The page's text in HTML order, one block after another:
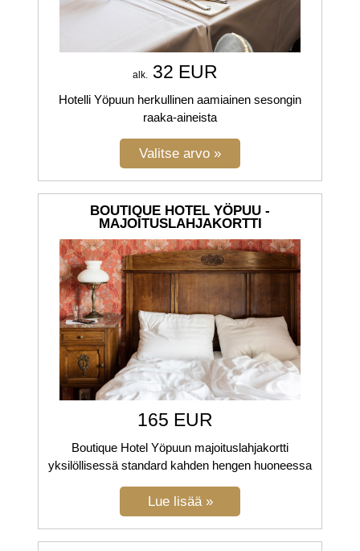
alk. 32 EUR
Hotelli Yöpuun herkullinen aamiainen sesongin
raaka-aineista
BOUTIQUE HOTEL YÖPUU -
MAJOITUSLAHJAKORTTI
165 EUR
Boutique Hotel Yöpuun majoituslahjakortti
yksilöllisessä standard kahden hengen huoneessa